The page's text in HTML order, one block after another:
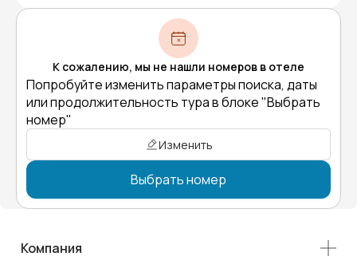
К сожалению, мы не нашли номеров в отеле
Попробуйте изменить параметры поиска, даты
или продолжительность тура в блоке "Выбрать
номер"
Изменить
Выбрать номер
Компания